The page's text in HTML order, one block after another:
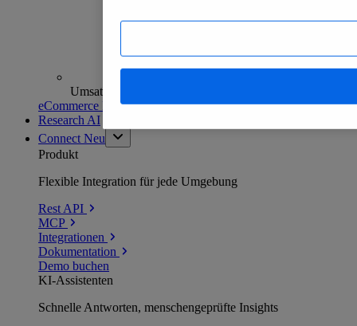
Umsatzanalysen und -prognosen
eCommerce Insights entdecken
Research AI
Connect Neu
Produkt
Flexible Integration für jede Umgebung
Rest API
MCP
Integrationen
Dokumentation
Demo buchen
KI-Assistenten
Schnelle Antworten, menschengeprüfte Insights